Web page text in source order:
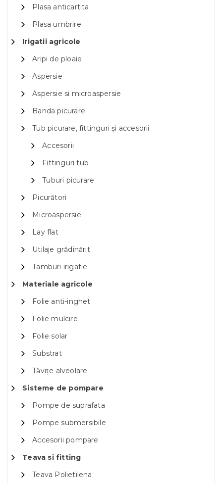
Plasa anticartita
Plasa umbrire
Irigatii agricole
Aripi de ploaie
Aspersie
Aspersie si microaspersie
Banda picurare
Tub picurare, fittinguri și accesorii
Accesorii
Fittinguri tub
Tuburi picurare
Picurători
Microaspersie
Lay flat
Utilaje grădinărit
Tamburi irigatie
Materiale agricole
Folie anti-inghet
Folie mulcire
Folie solar
Substrat
Tăvițe alveolare
Sisteme de pompare
Pompe de suprafata
Pompe submersibile
Accesorii pompare
Teava si fitting
Teava Polietilena